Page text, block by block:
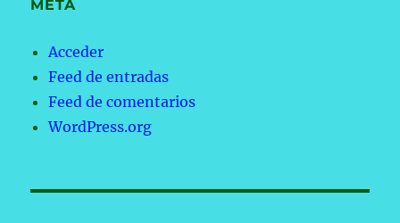
META
Acceder
Feed de entradas
Feed de comentarios
WordPress.org